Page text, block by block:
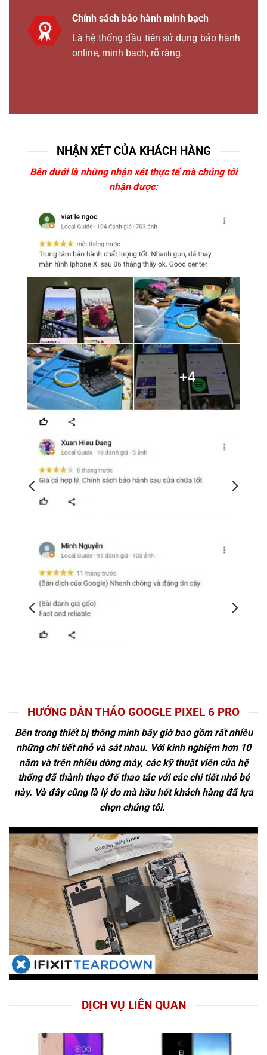
Chính sách bảo hành minh bạch
Là hệ thống đầu tiên sử dụng bảo hành
online, minh bạch, rõ ràng.
NHẬN XÉT CỦA KHÁCH HÀNG
Bên dưới là những nhận xét thực tế mà chúng tôi
nhận được:
HƯỚNG DẪN THÁO GOOGLE PIXEL 6 PRO
Bên trong thiết bị thông minh bây giờ bao gồm rất nhiều
những chi tiết nhỏ và sát nhau. Với kinh nghiệm hơn 10
năm và trên nhiều dòng máy, các kỹ thuật viên của hệ
thống đã thành thạo để thao tác với các chi tiết nhỏ bé
này. Và đây cũng là lý do mà hầu hết khách hàng đã lựa
chọn chúng tôi.
DỊCH VỤ LIÊN QUAN